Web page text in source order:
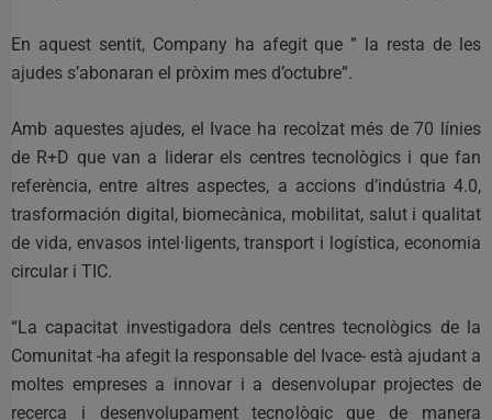
En aquest sentit, Company ha afegit que ” la resta de les
ajudes s’abonaran el pròxim mes d’octubre”.
Amb aquestes ajudes, el Ivace ha recolzat més de 70 línies
de R+D que van a liderar els centres tecnològics i que fan
referència, entre altres aspectes, a accions d’indústria 4.0,
trasformación digital, biomecànica, mobilitat, salut i qualitat
de vida, envasos intel·ligents, transport i logística, economia
circular i TIC.
“La capacitat investigadora dels centres tecnològics de la
Comunitat -ha afegit la responsable del Ivace- està ajudant a
moltes empreses a innovar i a desenvolupar projectes de
recerca i desenvolupament tecnològic que de manera